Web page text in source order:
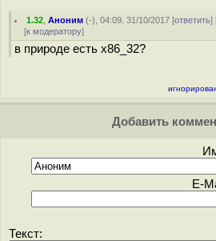
1.32 ,Аноним (-), 04:09, 31/10/2017 [ответить]
[к модератору]
в природе есть x86_32?
Добавить
E-
Текст: